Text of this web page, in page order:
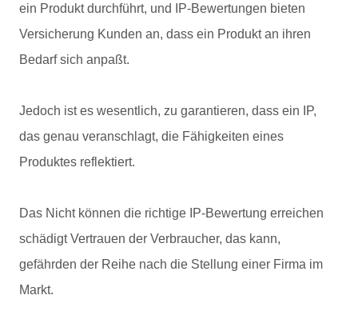
ein Produkt durchführt, und IP-Bewertungen bieten
Versicherung Kunden an, dass ein Produkt an ihren
Bedarf sich anpaßt.
Jedoch ist es wesentlich, zu garantieren, dass ein IP,
das genau veranschlagt, die Fähigkeiten eines
Produktes reflektiert.
Das Nicht können die richtige IP-Bewertung erreichen
schädigt Vertrauen der Verbraucher, das kann,
gefährden der Reihe nach die Stellung einer Firma im
Markt.